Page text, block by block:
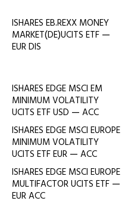
ISHARES EB.REXX MONEY
MARKET(DE)UCITS ETF —
EURDIS
ISHARES EDGE MSCI EM
MINIMUMVOLATILITY
UCITS ETFUSD — ACC
ISHARES EDGE MSCI EUROPE
MINIMUMVOLATILITY
UCITS ETFEUR — ACC
ISHARES EDGE MSCI EUROPE
MULTIFACTORUCITS ETF —
EURACC